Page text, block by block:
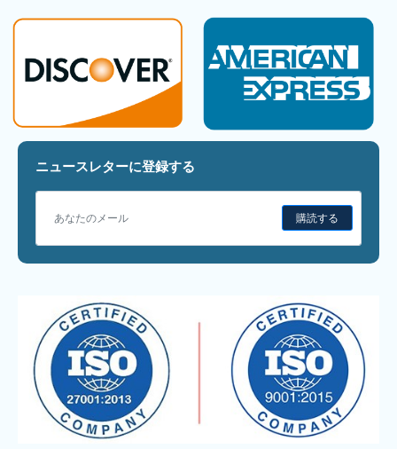
ニュースレターに登録する
購読する